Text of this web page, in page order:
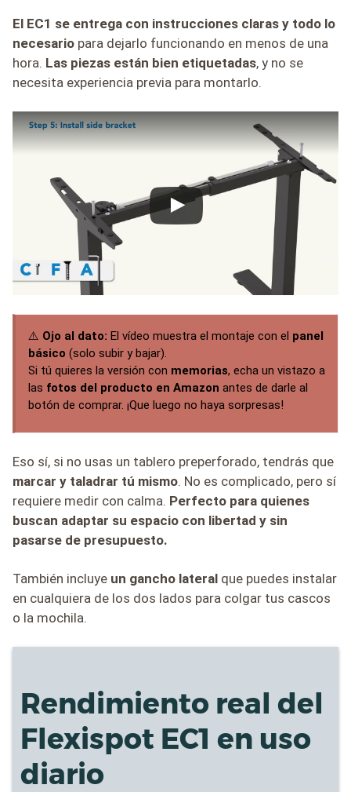
El EC1 se entrega con instrucciones claras y todo lo
necesario para dejarlo funcionando en menos de una
hora. Las piezas están bien etiquetadas, y no se
necesita experiencia previa para montarlo.
⚠️ Ojo al dato: El vídeo muestra el montaje con el panel
básico (solo subir y bajar).
Si tú quieres la versión con memorias, echa un vistazo a
las fotos del producto en Amazon antes de darle al
botón de comprar. ¡Que luego no haya sorpresas!
Eso sí, si no usas un tablero preperforado, tendrás que
marcar y taladrar tú mismo. No es complicado, pero sí
requiere medir con calma. Perfecto para quienes
buscan adaptar su espacio con libertad y sin
pasarse de presupuesto.
También incluye un gancho lateral que puedes instalar
en cualquiera de los dos lados para colgar tus cascos
o la mochila.
Rendimiento real del
Flexispot EC1 en uso
diario